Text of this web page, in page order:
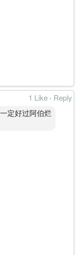
1 Like · Reply
定好过阿伯烂